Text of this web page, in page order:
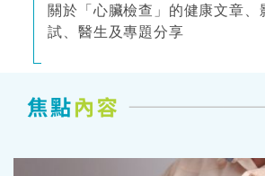
關於「心臟檢查」的健康文章、
試、醫生及專題分享